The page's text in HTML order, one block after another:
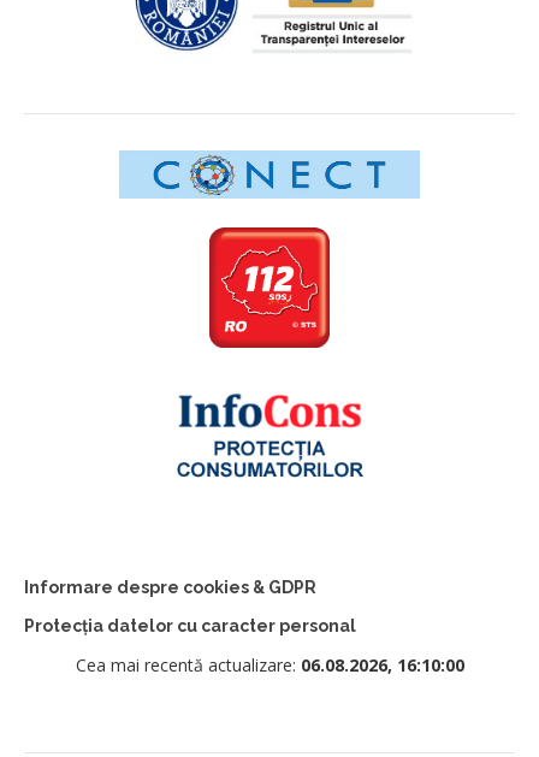
Informare despre cookies & GDPR
Protecția datelor cu caracter personal
Cea mai recentă actualizare: 06.08.2026, 16:10:00